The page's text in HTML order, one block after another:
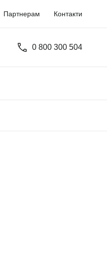
Партнерам Контакти
0 800 300 504